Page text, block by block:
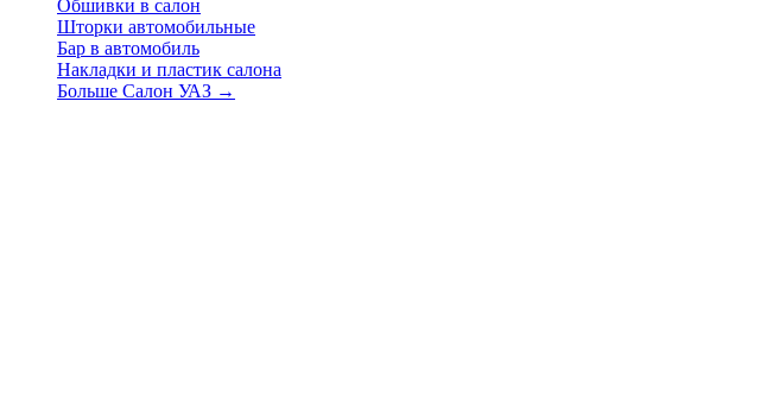
Обшивки в салон
Шторки автомобильные
Бар в автомобиль
Накладки и пластик салона
Больше Салон УАЗ →